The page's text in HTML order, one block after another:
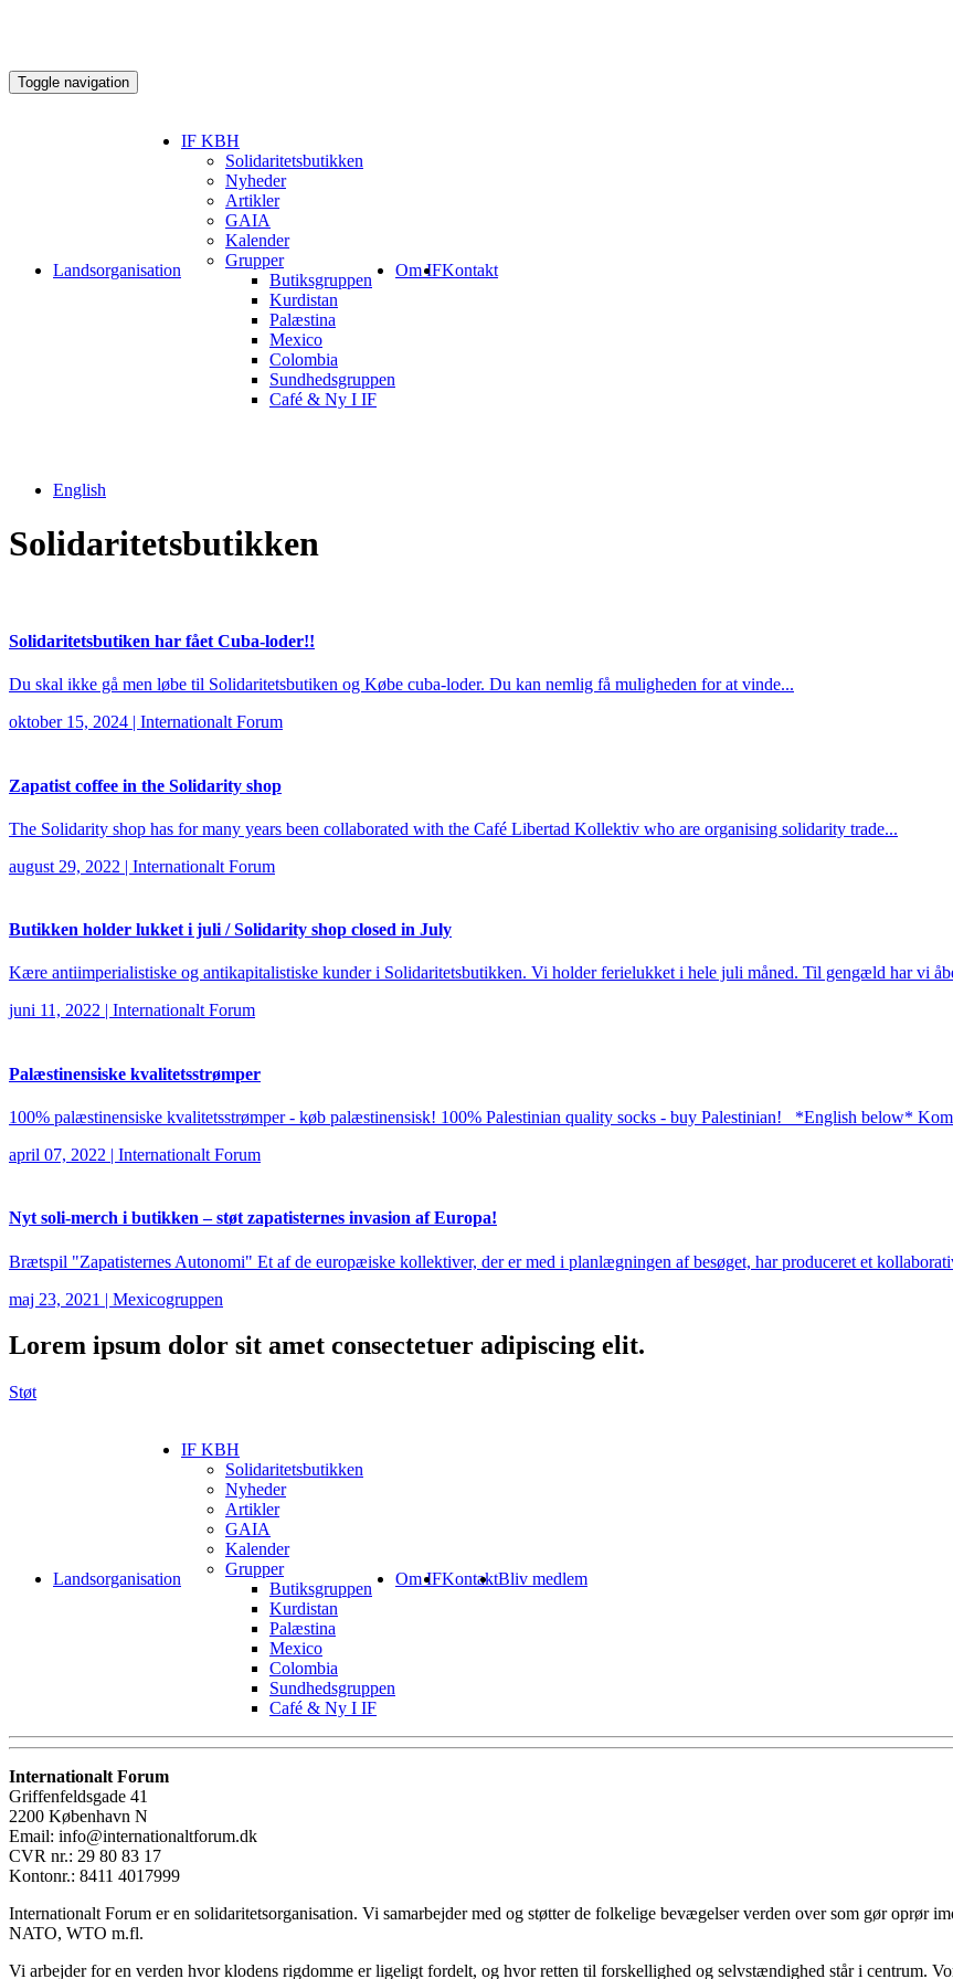
Toggle navigation
Landsorganisation
IF KBH
Solidaritetsbutikken
Nyheder
Artikler
GAIA
Kalender
Grupper
Butiksgruppen
Kurdistan
Palæstina
Mexico
Colombia
Sundhedsgruppen
Café & Ny I IF
Om IFKontakt
English
Solidaritetsbutikken
Solidaritetsbutiken har fået Cuba-loder!!
Du skal ikke gå men løbe til Solidaritetsbutiken og Købe cuba-loder. Du kan nemlig få muligheden for at vinde...
oktober 15, 2024 | Internationalt Forum
Zapatist coffee in the Solidarity shop
The Solidarity shop has for many years been collaborated with the Café Libertad Kollektiv who are organising solidarity trade...
august 29, 2022 | Internationalt Forum
Butikken holder lukket i juli / Solidarity shop closed in July
Kære antiimperialistiske og antikapitalistiske kunder i Solidaritetsbutikken. Vi holder ferielukket i hele juli måned. Til gengæld har vi
juni 11, 2022
Internationalt Forum
Palæstinensiske kvalitetsstrømper
100% palæstinensiske kvalitetsstrømper - køb palæstinensisk! 100% Palestinian quality socks - buy Palestinian! *English below*
april 07, 2022 | Internationalt Forum
Nyt soli-merch i butikken – støt zapatisternes invasion af Europa!
Brætspil "Zapatisternes Autonomi" Et af de europæiske kollektiver, der er med i planlægningen af besøget, har produceret et
maj 23, 2021 | Mexicogruppen
Lorem ipsum dolor sit amet consectetuer adipiscing elit.
Støt
Landsorganisation
IF KBH
Solidaritetsbutikken
Nyheder
Artikler
GAIA
Kalender
Grupper
Butiksgruppen
Kurdistan
Palæstina
Mexico
Colombia
Sundhedsgruppen
Café & Ny I IF
Om IFKontaktBliv medlem
Internationalt Forum
Griffenfeldsgade 41
2200 København N
Email: info@internationaltforum.dk
CVR nr.: 29 80 83 17
Kontonr.: 8411 4017999
Internationalt Forum er en solidaritetsorganisation. Vi samarbejder med og støtter de folkelige bevægelser verden over som gør oprør
NATO, WTO m.fl.
Vi arbejder for en verden hvor klodens rigdomme er ligeligt fordelt, og hvor retten til forskellighed og selvstændighed står i centrum.